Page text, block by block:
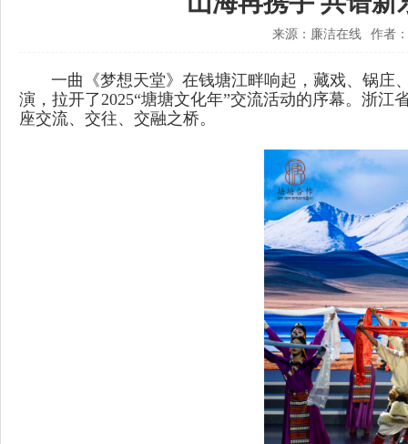
来源：廉洁在线 作者
一曲《梦想天堂》在钱塘江畔响起，藏戏、锅庄、
演，拉开了2025“塘塘文化年”交流活动的序幕。浙
座交流、交往、交融之桥。